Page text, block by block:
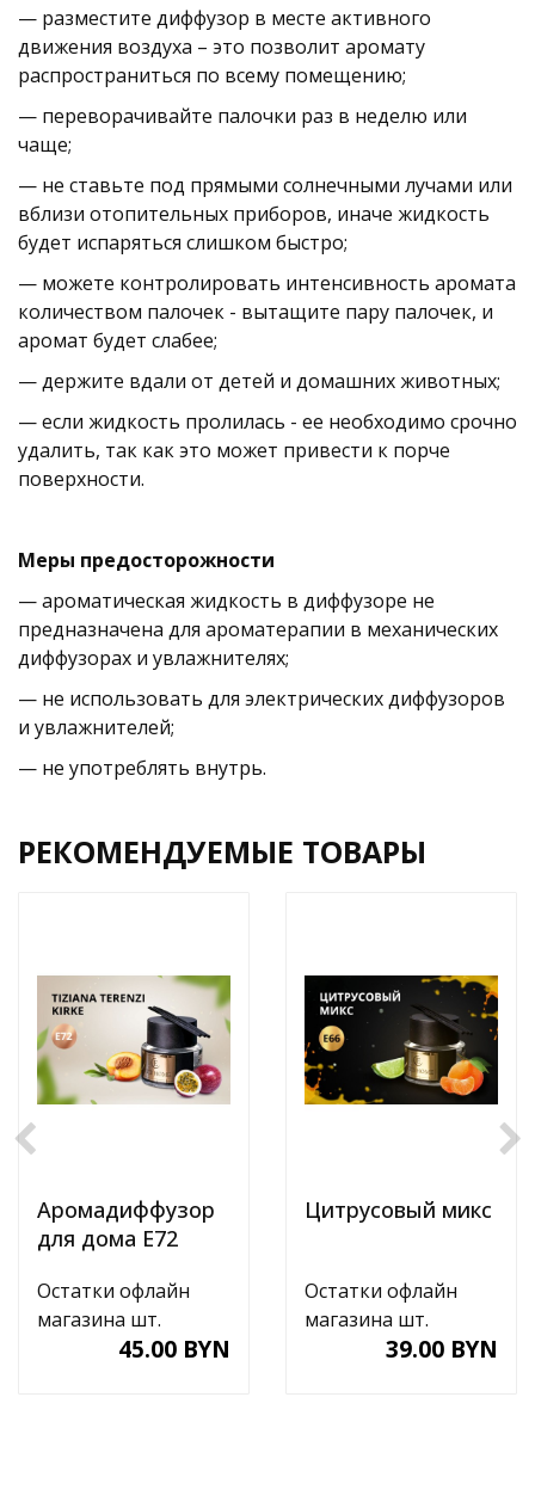
— разместите диффузор в месте активного
движения воздуха – это позволит аромату
распространиться по всему помещению;
— переворачивайте палочки раз в неделю или
чаще;
— не ставьте под прямыми солнечными лучами или
вблизи отопительных приборов, иначе жидкость
будет испаряться слишком быстро;
— можете контролировать интенсивность аромата
количеством палочек - вытащите пару палочек, и
аромат будет слабее;
— держите вдали от детей и домашних животных;
— если жидкость пролилась - ее необходимо срочно
удалить, так как это может привести к порче
поверхности.
Меры предосторожности
— ароматическая жидкость в диффузоре не
предназначена для ароматерапии в механических
диффузорах и увлажнителях;
— не использовать для электрических диффузоров
и увлажнителей;
— не употреблять внутрь.
РЕКОМЕНДУЕМЫЕ ТОВАРЫ
Аромадиффузор
для дома E72
Остатки офлайн
магазина шт.
45.00 BYN
Цитрусовый микс
Остатки офлайн
магазина шт.
39.00 BYN